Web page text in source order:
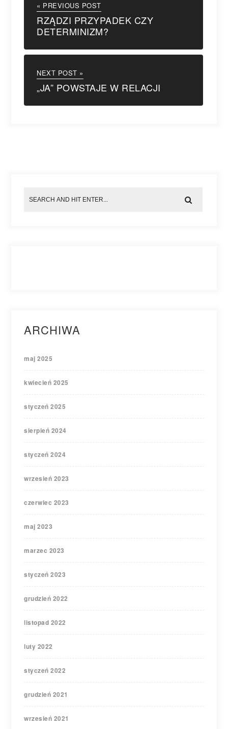
« PREVIOUS POST
RZĄDZI PRZYPADEK CZY
DETERMINIZM?
NEXT POST »
„JA” POWSTAJE W RELACJI
ARCHIWA
maj 2025
kwiecień 2025
styczeń 2025
sierpień 2024
styczeń 2024
wrzesień 2023
czerwiec 2023
maj 2023
marzec 2023
styczeń 2023
grudzień 2022
listopad 2022
luty 2022
styczeń 2022
grudzień 2021
wrzesień 2021